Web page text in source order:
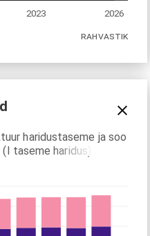
2023 2026
RAHVASTIK
haridustaseme ja soo
taseme haridus) või